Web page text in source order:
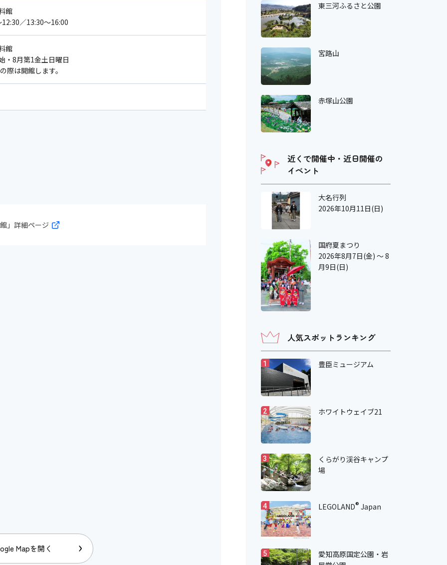
館
／13:30～16:00
館
・8月第1金土日曜日
際は開館します。
」詳細ページ
Mapを開く
東三河ふるさと公園
宮路山
赤塚山公園
近くで開催中・近日開催の
イベント
大名行列
2026年10月11日(日)
国府夏まつり
2026年8月7日(金) ～ 8
月9日(日)
人気スポットランキング
1 豊臣ミュージアム
2 ホワイトウェイブ21
3
くらがり渓谷キャンプ
場
4 LEGOLAND® Japan
5
愛知高原国定公園・岩